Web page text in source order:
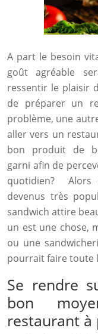
A part le besoin
goût agréable
ressentir le plaisir
de préparer un
problème, une
aller vers un
bon produit de
garni afin de
quotidien? Alors
devenus très
sandwich attire
un est une chose,
ou une
pourrait faire toute
Se rendre
bon
restaurant